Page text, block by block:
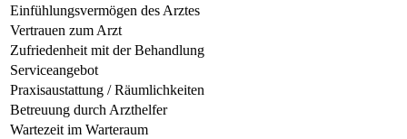
Einfühlungsvermögen des Arztes
Vertrauen zum Arzt
Zufriedenheit mit der Behandlung
Serviceangebot
Praxisaustattung / Räumlichkeiten
Betreuung durch Arzthelfer
Wartezeit im Warteraum